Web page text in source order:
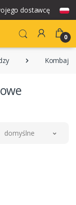
dostawcę
0
domyślne